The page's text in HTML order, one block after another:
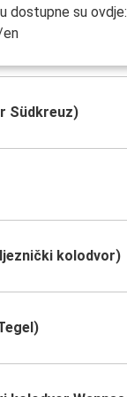
dostupne su ovdje:
Südkreuz)
kolodvor)